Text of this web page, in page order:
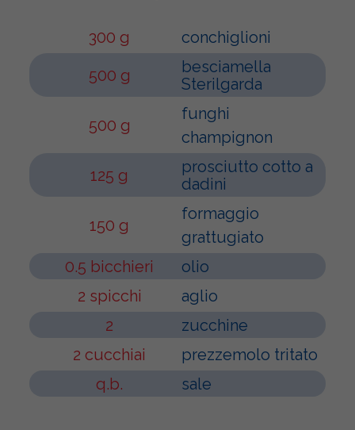
300 g
conchiglioni
500 g
besciamella
Sterilgarda
500 g
funghi
champignon
125 g
prosciutto cotto a
dadini
150 g
formaggio
grattugiato
0.5 bicchieri
olio
2 spicchi
aglio
2
zucchine
2 cucchiai
prezzemolo tritato
q.b.
sale